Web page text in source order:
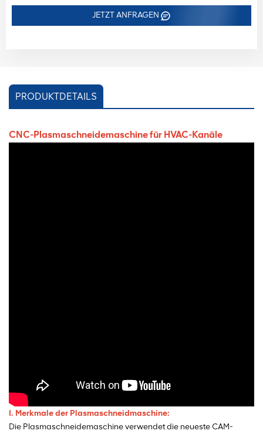
JETZT ANFRAGEN
PRODUKTDETAILS
CNC-Plasmaschneidemaschine für HVAC-Kanäle
I. Merkmale der Plasmaschneidmaschine:
Die Plasmaschneidemaschine verwendet die neueste CAM-